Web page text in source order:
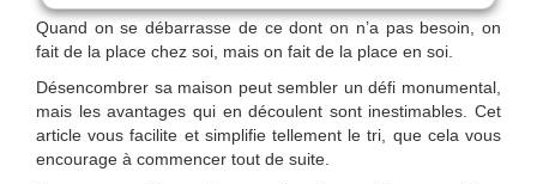
Quand on se débarrasse de ce dont on n’a pas besoin, on
fait de la place chez soi, mais on fait de la place en soi.
Désencombrer sa maison peut sembler un défi monumental,
mais les avantages qui en découlent sont inestimables. Cet
article vous facilite et simplifie tellement le tri, que cela vous
encourage à commencer tout de suite.